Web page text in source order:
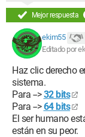
Mejor respuesta
ekim55
Editado por
Haz clic derecho
sistema.
Para -->32 bits
Para -->64 bits
El ser humano
están en su peor.